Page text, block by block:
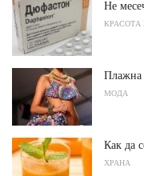
Не
КРАСОТА
Плажна
МОДА
Как да
ХРАНА